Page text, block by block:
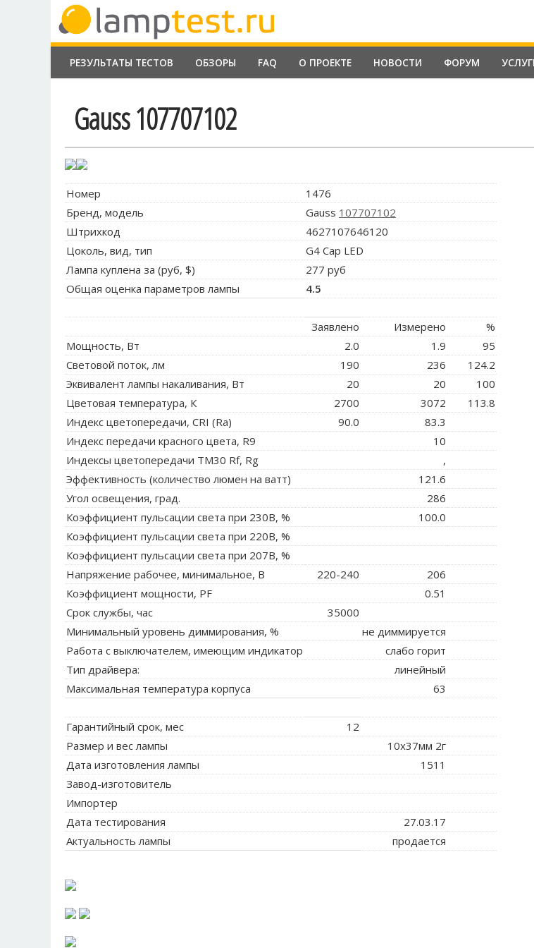
РЕЗУЛЬТАТЫ ТЕСТОВ ОБЗОРЫ FAQ О ПРОЕКТЕ НОВОСТИ ФОРУМ
Gauss 107707102
Номер
1476
Бренд, модель
Gauss 107707102
Штрихкод
4627107646120
Цоколь, вид, тип
G4 Cap LED
Лампа куплена за (руб, $)
277 руб
Общая оценка параметров лампы
4.5
Заявлено Измерено
%
Мощность, Вт
2.0 1.9
95
Световой поток, лм
190 236
124.2
Эквивалент лампы накаливания, Вт
20 20
100
Цветовая температура, К
2700 3072
113.8
Индекс цветопередачи, CRI (Ra)
90.0
83.3
Индекс передачи красного цвета, R9
10
Индексы цветопередачи TM30 Rf, Rg
,
Эффективность (количество люмен на ватт)
121.6
Угол освещения, град.
286
Коэффициент пульсации света при 230В, %
100.0
Коэффициент пульсации света при 220В, %
Коэффициент пульсации света при 207В, %
Напряжение рабочее, минимальное, В
220-240
206
Коэффициент мощности, PF
0.51
Срок службы, час
35000
Минимальный уровень диммирования, %
не диммируется
Работа с выключателем, имеющим индикатор
слабо горит
Тип драйвера:
линейный
Максимальная температура корпуса
63
Гарантийный срок, мес
12
Размер и вес лампы
10x37мм 2г
Дата изготовления лампы
1511
Завод-изготовитель
Импортер
Дата тестирования
27.03.17
Актуальность лампы
продается